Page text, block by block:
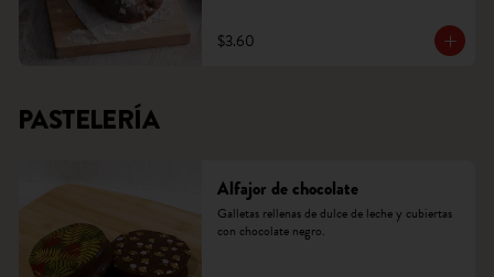
$3.60
PASTELERÍA
Alfajor de chocolate
Galletas rellenas de dulce de leche y cubiertas
con chocolate negro.